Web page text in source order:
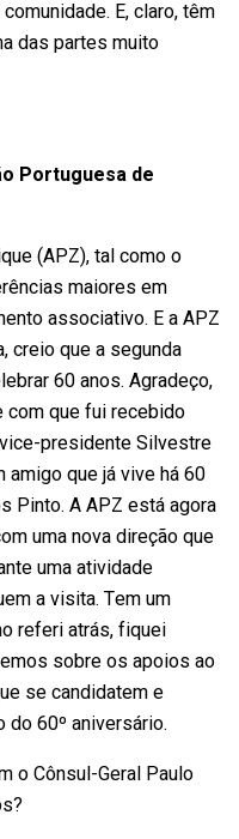
E, claro, têm
das partes muito
Portuguesa de
(APZ), tal como o
maiores em
associativo. E a APZ
creio que a segunda
60 anos. Agradeço,
com que fui recebido
presidente Silvestre
amigo que já vive há 60
Pinto. A APZ está agora
uma nova direção que
uma atividade
a visita. Tem um
referi atrás, fiquei
sobre os apoios ao
se candidatem e
do 60º aniversário.
o Cônsul-Geral Paulo